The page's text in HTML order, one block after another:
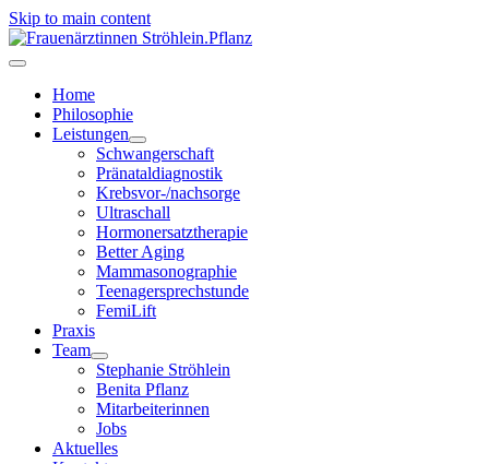
Skip to main content
Home
Philosophie
Leistungen
Schwangerschaft
Pränataldiagnostik
Krebsvor-/nachsorge
Ultraschall
Hormonersatztherapie
Better Aging
Mammasonographie
Teenagersprechstunde
FemiLift
Praxis
Team
Stephanie Ströhlein
Benita Pflanz
Mitarbeiterinnen
Jobs
Aktuelles